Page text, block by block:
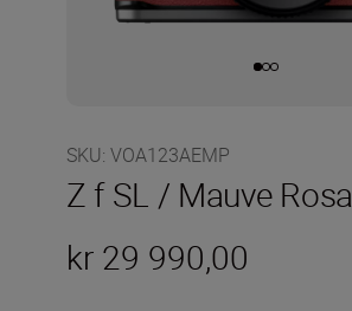
SKU: VOA123AEMP
Z f SL / Mauve Rosa
kr 29 990,00